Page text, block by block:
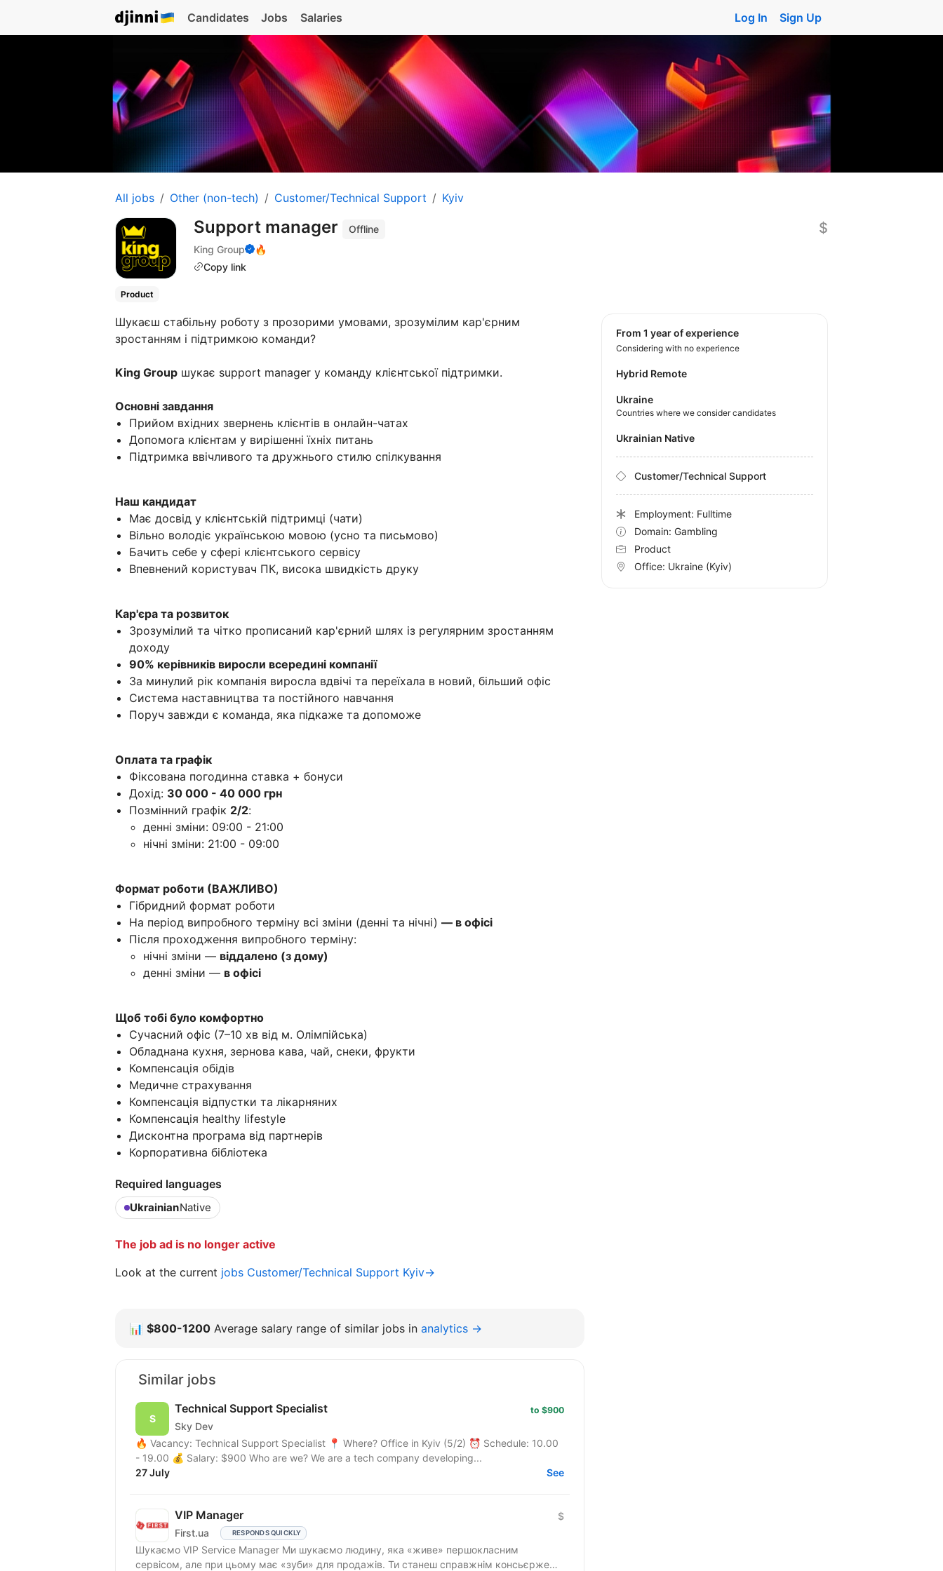
Candidates Jobs Salaries Log In Sign Up
All jobs Other (non-tech) Customer/Technical Support Kyiv
Support manager
Offline
King Group
🔥
Copy link
$
Product
Шукаєш стабільну роботу з прозорими умовами, зрозумілим кар'єрним
зростанням і підтримкою команди?
King Group шукає support manager у команду клієнтської підтримки.
Основні завдання
Прийом вхідних звернень клієнтів в онлайн-чатах
Допомога клієнтам у вирішенні їхніх питань
Підтримка ввічливого та дружнього стилю спілкування
Наш кандидат
Має досвід у клієнтській підтримці (чати)
Вільно володіє українською мовою (усно та письмово)
Бачить себе у сфері клієнтського сервісу
Впевнений користувач ПК, висока швидкість друку
Кар'єра та розвиток
Зрозумілий та чітко прописаний кар'єрний шлях із регулярним зростанням
доходу
90% керівників виросли всередині компанії
За минулий рік компанія виросла вдвічі та переїхала в новий, більший офіс
Система наставництва та постійного навчання
Поруч завжди є команда, яка підкаже та допоможе
Оплата та графік
Фіксована погодинна ставка + бонуси
Дохід: 30 000 - 40 000 грн
Позмінний графік 2/2:
денні зміни: 09:00 - 21:00
нічні зміни: 21:00 - 09:00
Формат роботи (ВАЖЛИВО)
Гібридний формат роботи
На період випробного терміну всі зміни (денні та нічні) — в офісі
Після проходження випробного терміну:
нічні зміни — віддалено (з дому)
денні зміни — в офісі
Щоб тобі було комфортно
Сучасний офіс (7–10 хв від м. Олімпійська)
Обладнана кухня, зернова кава, чай, снеки, фрукти
Компенсація обідів
Медичне страхування
Компенсація відпустки та лікарняних
Компенсація healthy lifestyle
Дисконтна програма від партнерів
Корпоративна бібліотека
Required languages
UkrainianNative
The job ad is no longer active
Look at the current jobs Customer/Technical Support Kyiv→
from 1 year of experience
Considering with no experience
Hybrid Remote
Ukraine
Countries where we consider candidates
Ukrainian Native
Customer/Technical Support
Employment: Fulltime
Domain: Gambling
Product
Office: Ukraine (Kyiv)
📊 $800-1200 Average salary range of similar jobs in analytics →
Similar jobs
Technical Support Specialist
Sky Dev
to $900
🔥 Vacancy: Technical Support Specialist 📍 Where? Office in Kyiv (5/2) ⏰ Schedule: 10.00
- 19.00 💰 Salary: $900 Who are we? We are a tech company developing...
27 July
See
VIP Manager
First.ua RESPONDS QUICKLY
$
Шукаємо VIP Service Manager Ми шукаємо людину, яка «живе» першокласним
сервісом, але при цьому має «зуби» для продажів. Ти станеш справжнім консьєржем